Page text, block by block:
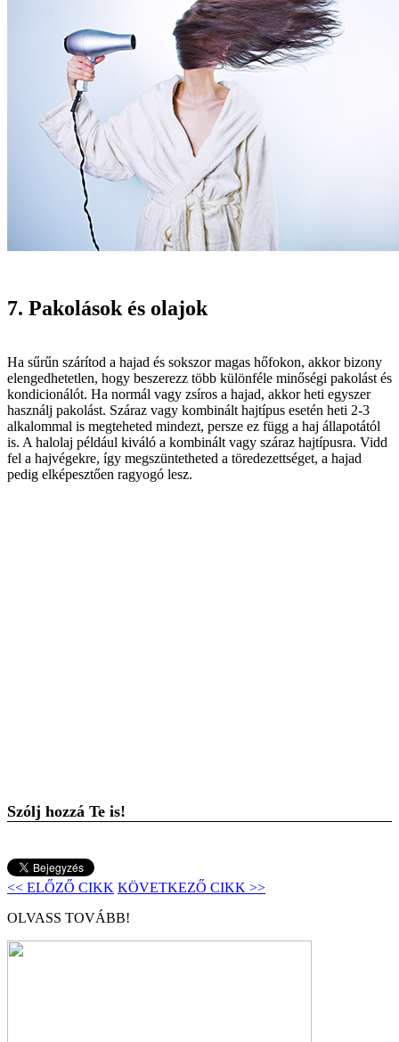
7. Pakolások és olajok
Ha sűrűn szárítod a hajad és sokszor magas hőfokon, akkor bizony
elengedhetetlen, hogy beszerezz több különféle minőségi pakolást és
kondicionálót. Ha normál vagy zsíros a hajad, akkor heti egyszer
használj pakolást. Száraz vagy kombinált hajtípus esetén heti 2-3
alkalommal is megteheted mindezt, persze ez függ a haj állapotától
is. A halolaj például kiváló a kombinált vagy száraz hajtípusra. Vidd
fel a hajvégekre, így megszüntetheted a töredezettséget, a hajad
pedig elképesztően ragyogó lesz.
Szólj hozzá Te is!
<< ELŐZŐ CIKK KÖVETKEZŐ CIKK >>
OLVASS TOVÁBB!